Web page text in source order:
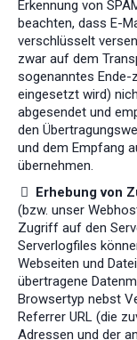
Erkennung von
beachten, dass E-
verschlüsselt
zwar auf dem
sogenanntes
eingesetzt wird)
abgesendet und
den
und dem Empfang
übernehmen.
Erhebung von
(bzw. unser
Zugriff auf den
Serverlogfiles
Webseiten und
übertragene
Browsertyp nebst
Referrer URL (die
Adressen und der